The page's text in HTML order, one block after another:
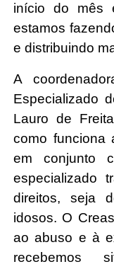
início do mês
estamos
e distribuindo
A
Especializado
Lauro de
como funciona
em conjunto
especializado
direitos, seja
idosos. O
ao abuso e à
recebemos